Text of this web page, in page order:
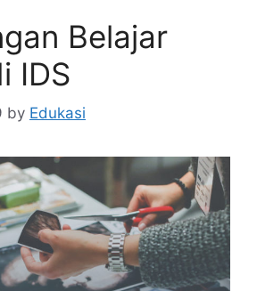
Belajar
IDS
by Edukasi